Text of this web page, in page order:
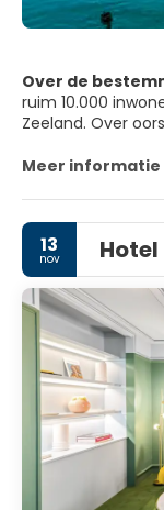
Over de
ruim 10.000
Zeeland. Over
dat er eens een
Koningin Victoria.
Meer informatie
13
nov